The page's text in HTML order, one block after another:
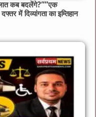
कब बदलेंगे?”​”एक
में दिव्यांगता का इम्तिहान